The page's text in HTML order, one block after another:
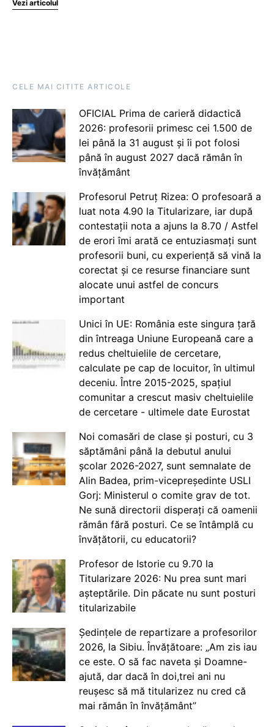
Vezi articolul
CELE MAI CITITE ARTICOLE
OFICIAL Prima de carieră didactică
2026: profesorii primesc cei 1.500 de
lei până la 31 august și îi pot folosi
până în august 2027 dacă rămân în
învățământ
Profesorul Petruț Rizea: O profesoară a
luat nota 4.90 la Titularizare, iar după
contestații nota a ajuns la 8.70 / Astfel
de erori îmi arată ce entuziasmați sunt
profesorii buni, cu experiență să vină la
corectat și ce resurse financiare sunt
alocate unui astfel de concurs
important
Unici în UE: România este singura țară
din întreaga Uniune Europeană care a
redus cheltuielile de cercetare,
calculate pe cap de locuitor, în ultimul
deceniu. Între 2015-2025, spațiul
comunitar a crescut masiv cheltuielile
de cercetare - ultimele date Eurostat
Noi comasări de clase și posturi, cu 3
săptămâni până la debutul anului
școlar 2026-2027, sunt semnalate de
Alin Badea, prim-vicepreședinte USLI
Gorj: Ministerul o comite grav de tot.
Ne sună directorii disperați că oamenii
rămân fără posturi. Ce se întâmplă cu
învățătorii, cu educatorii?
Profesor de Istorie cu 9.70 la
Titularizare 2026: Nu prea sunt mari
așteptările. Din păcate nu sunt posturi
titularizabile
Ședințele de repartizare a profesorilor
2026, la Sibiu. Învățătoare: „Am zis iau
ce este. O să fac naveta și Doamne-
ajută, dar dacă în doi,trei ani nu
reușesc să mă titularizez nu cred că
mai rămân în învățământ”